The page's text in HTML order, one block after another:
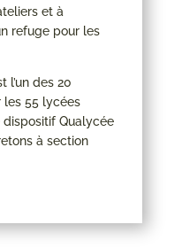
et à
refuge pour les
l’un des 20
les 55 lycées
Qualycée
à section